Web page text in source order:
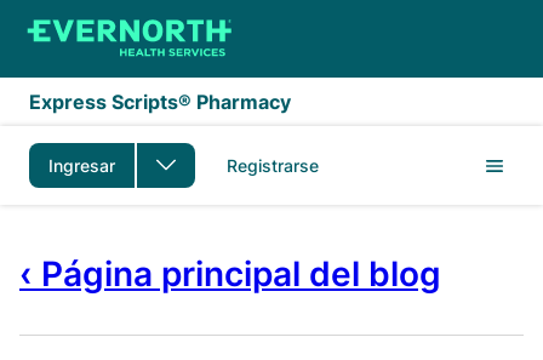
Saltar al contenido principal
Express Scripts® Pharmacy
Ingresar Registrarse
‹ Página principal del blog